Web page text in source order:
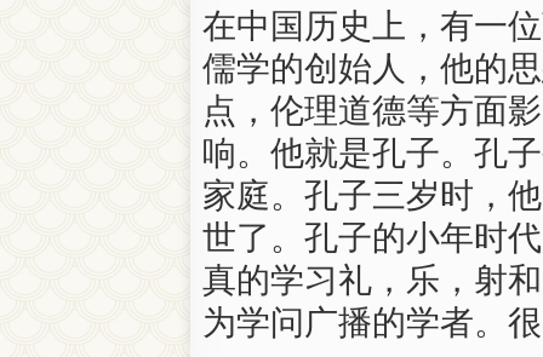
在中国历史上，有一
儒学的创始人，他的
点，伦理道德等方面
响。他就是孔子。孔
家庭。孔子三岁时，
世了。孔子的小年时
真的学习礼，乐，射
为学问广播的学者。